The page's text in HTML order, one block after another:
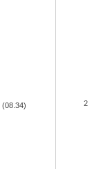
(08.34) 2